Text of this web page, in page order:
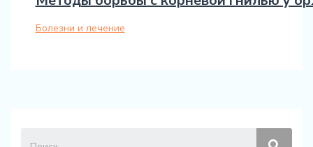
Болезни и лечение